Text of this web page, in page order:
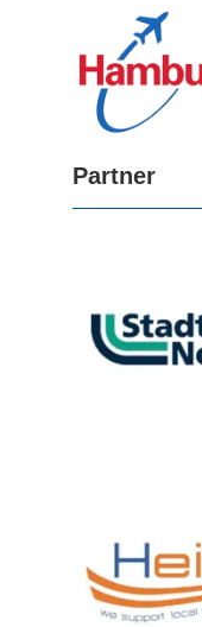
Partner